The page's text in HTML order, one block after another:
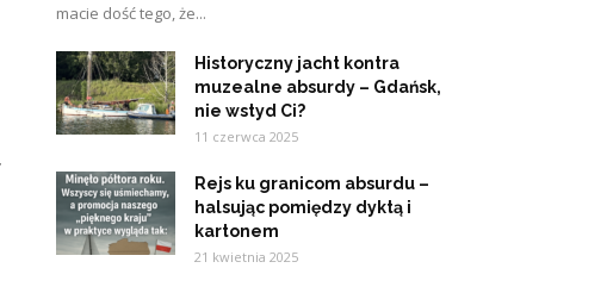
macie dość tego, że...
Historyczny jacht kontra
muzealne absurdy – Gdańsk,
nie wstyd Ci?
11 czerwca 2025
Rejs ku granicom absurdu –
halsując pomiędzy dyktą i
kartonem
21 kwietnia 2025